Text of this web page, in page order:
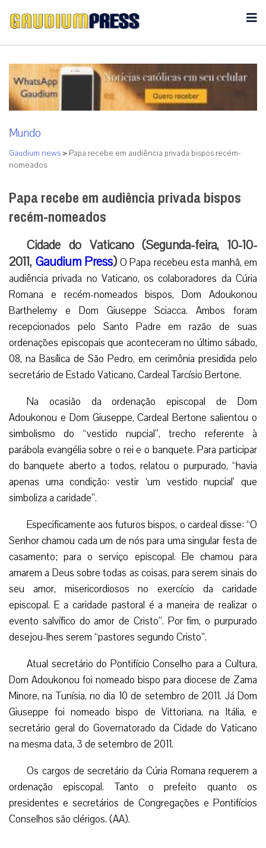
Mundo
Gaudium news > Papa recebe em audiência privada bispos recém-
nomeados
Papa recebe em audiência privada bispos
recém-nomeados
Cidade do Vaticano (Segunda-feira, 10-10-
2011, Gaudium Press) O Papa recebeu esta manhã, em
audiência privada no Vaticano, os colaboradores da Cúria
Romana e recém-nomeados bispos, Dom Adoukonou
Barthelemy e Dom Giuseppe Sciacca. Ambos foram
recepcionados pelo Santo Padre em razão de suas
ordenações episcopais que aconteceram no último sábado,
08, na Basílica de São Pedro, em cerimônia presidida pelo
secretário de Estado Vaticano, Cardeal Tarcísio Bertone.
Na ocasião da ordenação episcopal de Dom
Adoukonou e Dom Giuseppe, Cardeal Bertone salientou o
simbolismo do “vestido nupcial”, trecho referente à
parábola evangélia sobre o rei e o banquete. Para participar
do banquete aberto a todos, relatou o purpurado, “havia
apenas uma condição: vestir ‘um vestido nupcial’ que
simboliza a caridade”.
Especificamente aos futuros bispos, o cardeal disse: “O
Senhor chamou cada um de nós para uma singular festa de
casamento; para o serviço episcopal. Ele chamou para
amarem a Deus sobre todas as coisas, para serem sinais do
seu amor, misericordiosos no exercício da caridade
episcopal. E a caridade pastoral é a maneira de realizar o
evento salvífico do amor de Cristo”. Por fim, o purpurado
desejou-lhes serem “pastores segundo Cristo”.
Atual secretário do Pontifício Conselho para a Cultura,
Dom Adoukonou foi nomeado bispo para diocese de Zama
Minore, na Tunísia, no dia 10 de setembro de 2011. Já Dom
Giuseppe foi nomeado bispo de Vittoriana, na Itália, e
secretário geral do Governatorado da Cidade do Vaticano
na mesma data, 3 de setembro de 2011.
Os cargos de secretário da Cúria Romana requerem a
ordenação episcopal. Tanto o prefeito quanto os
presidentes e secretários de Congregações e Pontifícios
Conselhos são clérigos. (AA).